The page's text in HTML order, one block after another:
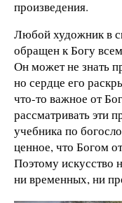
произведения.
Любой художник в
обращен к Богу
Он может не знать
но сердце его
что-то важное от
рассматривать эти
учебника по
ценное, что Богом
Поэтому искусство
ни временных, ни